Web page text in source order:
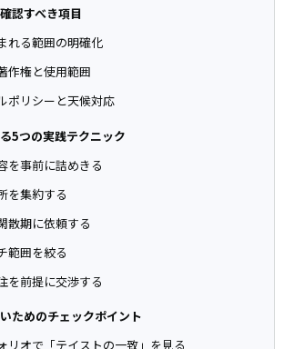
認すべき項目
れる範囲の明確化
作権と使用範囲
ポリシーと天候対応
5つの実践テクニック
を事前に詰めきる
を集約する
散期に依頼する
範囲を絞る
を前提に交渉する
ためのチェックポイント
リオで「テイストの一致」を見る